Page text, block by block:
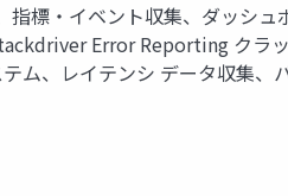
標・イベント収集、ダッシュ
Error Reporting クラ
ム、レイテンシ データ収集